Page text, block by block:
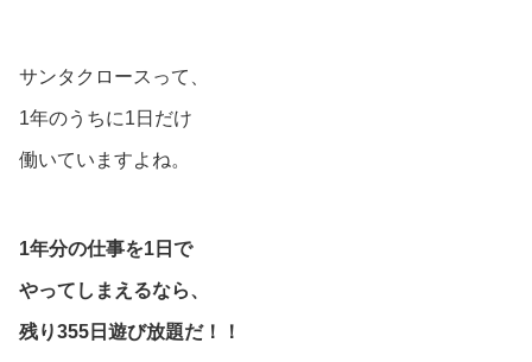
サンタクロースって、
1年のうちに1日だけ
働いていますよね。
1年分の仕事を1日で
やってしまえるなら、
残り355日遊び放題だ！！